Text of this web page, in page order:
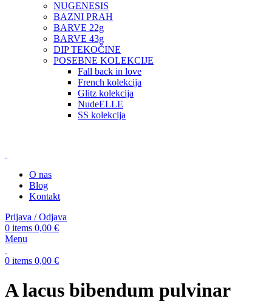
NUGENESIS
BAZNI PRAH
BARVE 22g
BARVE 43g
DIP TEKOČINE
POSEBNE KOLEKCIJE
Fall back in love
French kolekcija
Glitz kolekcija
NudeELLE
SS kolekcija
O nas
Blog
Kontakt
Prijava / Odjava
0 items 0,00 €
Menu
0 items 0,00 €
A lacus bibendum pulvinar